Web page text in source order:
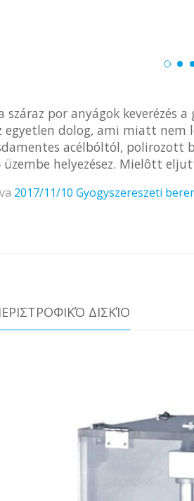
száraz por anyágok keverézés
egyetlen dolog, ami miatt nem
acélbóltól, polirozott
helyezésez. Mielôtt
2017/11/10 Gyogyszereszeti
ΔΙΣΚΊΟ